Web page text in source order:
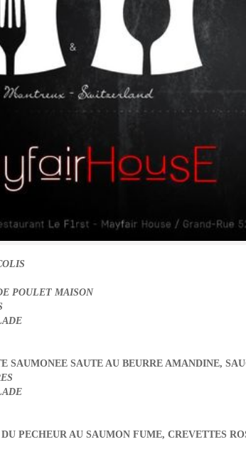
POULET MAISON
SAUMONEE SAUTE AU BEURRE AMANDINE,
PECHEUR AU SAUMON FUME, CREVETTES